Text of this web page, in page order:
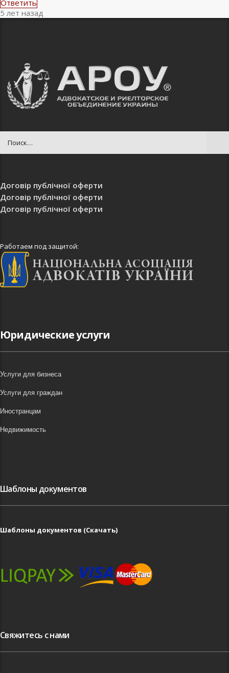
Ответить
5 лет назад
Договір публічної оферти
Договір публічної оферти
Договір публічної оферти
Работаем под защитой:
Юридические услуги
Услуги для бизнеса
Услуги для граждан
Иностранцам
Недвижимость
Шаблоны документов
Шаблоны документов (Скачать)
Свяжитесь с нами